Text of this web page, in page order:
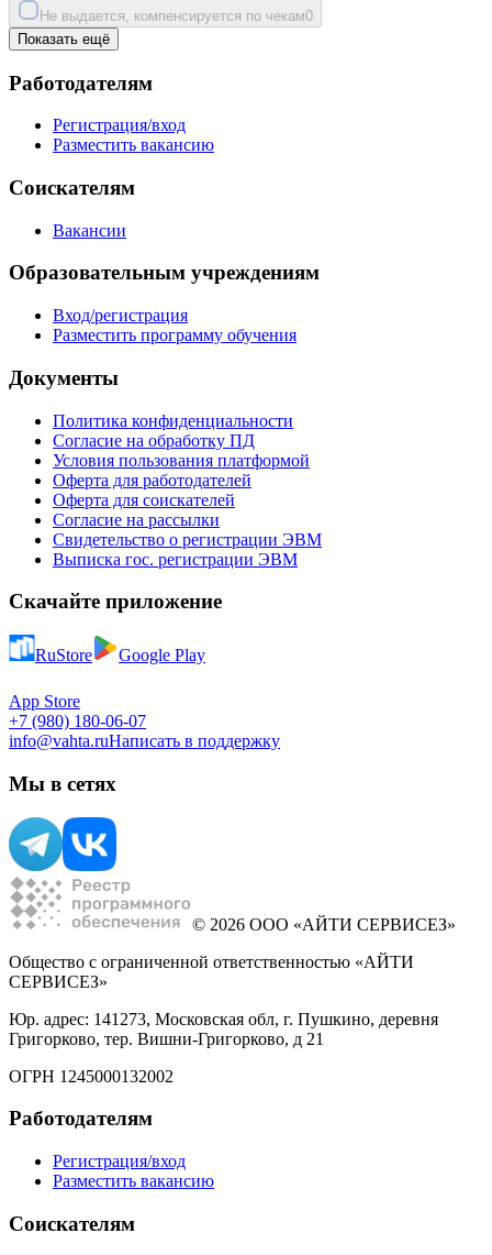
Не выдается, компенсируется по чекам0
Показать ещё
Работодателям
Регистрация/вход
Разместить вакансию
Соискателям
Вакансии
Образовательным учреждениям
Вход/регистрация
Разместить программу обучения
Документы
Политика конфиденциальности
Согласие на обработку ПД
Условия пользования платформой
Оферта для работодателей
Оферта для соискателей
Согласие на рассылки
Свидетельство о регистрации ЭВМ
Выписка гос. регистрации ЭВМ
Скачайте приложение
RuStore Google Play
App Store
+7 (980) 180-06-07
info@vahta.ruНаписать в поддержку
Мы в сетях
© 2026 ООО «АЙТИ СЕРВИСЕЗ»
Общество с ограниченной ответственностью «АЙТИ
СЕРВИСЕЗ»
Юр. адрес: 141273, Московская обл, г. Пушкино, деревня
Григорково, тер. Вишни-Григорково, д 21
ОГРН 1245000132002
Работодателям
Регистрация/вход
Разместить вакансию
Соискателям